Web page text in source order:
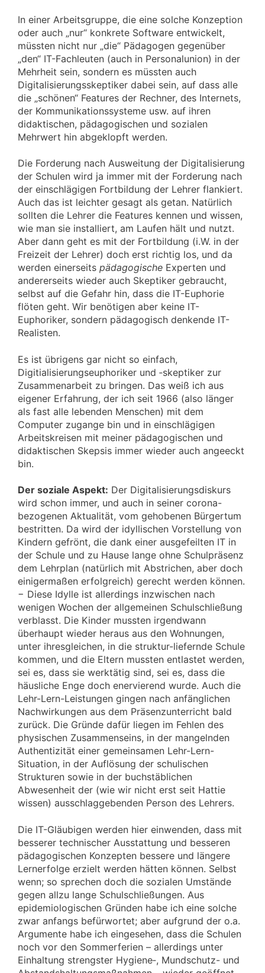
In einer Arbeitsgruppe, die eine solche Konzeption
oder auch „nur“ konkrete Software entwickelt,
müssten nicht nur „die“ Pädagogen gegenüber
„den“ IT-Fachleuten (auch in Personalunion) in der
Mehrheit sein, sondern es müssten auch
Digitalisierungsskeptiker dabei sein, auf dass alle
die „schönen“ Features der Rechner, des Internets,
der Kommunikationssysteme usw. auf ihren
didaktischen, pädagogischen und sozialen
Mehrwert hin abgeklopft werden.
Die Forderung nach Ausweitung der Digitalisierung
der Schulen wird ja immer mit der Forderung nach
der einschlägigen Fortbildung der Lehrer flankiert.
Auch das ist leichter gesagt als getan. Natürlich
sollten die Lehrer die Features kennen und wissen,
wie man sie installiert, am Laufen hält und nutzt.
Aber dann geht es mit der Fortbildung (i.W. in der
Freizeit der Lehrer) doch erst richtig los, und da
werden einerseits pädagogische Experten und
andererseits wieder auch Skeptiker gebraucht,
selbst auf die Gefahr hin, dass die IT-Euphorie
flöten geht. Wir benötigen aber keine IT-
Euphoriker, sondern pädagogisch denkende IT-
Realisten.
Es ist übrigens gar nicht so einfach,
Digitialisierungseuphoriker und ‑skeptiker zur
Zusammenarbeit zu bringen. Das weiß ich aus
eigener Erfahrung, der ich seit 1966 (also länger
als fast alle lebenden Menschen) mit dem
Computer zugange bin und in einschlägigen
Arbeitskreisen mit meiner pädagogischen und
didaktischen Skepsis immer wieder auch angeeckt
bin.
Der soziale Aspekt: Der Digitalisierungsdiskurs
wird schon immer, und auch in seiner corona-
bezogenen Aktualität, vom gehobenen Bürgertum
bestritten. Da wird der idyllischen Vorstellung von
Kindern gefrönt, die dank einer ausgefeilten IT in
der Schule und zu Hause lange ohne Schulpräsenz
dem Lehrplan (natürlich mit Abstrichen, aber doch
einigermaßen erfolgreich) gerecht werden können.
− Diese Idylle ist allerdings inzwischen nach
wenigen Wochen der allgemeinen Schulschließung
verblasst. Die Kinder mussten irgendwann
überhaupt wieder heraus aus den Wohnungen,
unter ihresgleichen, in die struktur-liefernde Schule
kommen, und die Eltern mussten entlastet werden,
sei es, dass sie werktätig sind, sei es, dass die
häusliche Enge doch enervierend wurde. Auch die
Lehr-Lern-Leistungen gingen nach anfänglichen
Nachwirkungen aus dem Präsenzunterricht bald
zurück. Die Gründe dafür liegen im Fehlen des
physischen Zusammenseins, in der mangelnden
Authentizität einer gemeinsamen Lehr-Lern-
Situation, in der Auflösung der schulischen
Strukturen sowie in der buchstäblichen
Abwesenheit der (wie wir nicht erst seit Hattie
wissen) ausschlaggebenden Person des Lehrers.
Die IT-Gläubigen werden hier einwenden, dass mit
besserer technischer Ausstattung und besseren
pädagogischen Konzepten bessere und längere
Lernerfolge erzielt werden hätten können. Selbst
wenn; so sprechen doch die sozialen Umstände
gegen allzu lange Schulschließungen. Aus
epidemiologischen Gründen habe ich eine solche
zwar anfangs befürwortet; aber aufgrund der o.a.
Argumente habe ich eingesehen, dass die Schulen
noch vor den Sommerferien – allerdings unter
Einhaltung strengster Hygiene‑, Mundschutz- und